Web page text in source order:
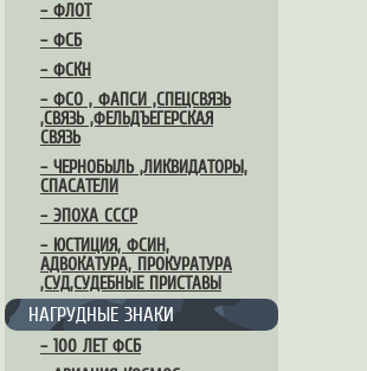
– ФЛОТ
– ФСБ
– ФСКН
– ФСО , ФАПСИ ,СПЕЦСВЯЗЬ
,СВЯЗЬ ,ФЕЛЬДЪЕГЕРСКАЯ
СВЯЗЬ
– ЧЕРНОБЫЛЬ ,ЛИКВИДАТОРЫ,
СПАСАТЕЛИ
– ЭПОХА СССР
– ЮСТИЦИЯ, ФСИН,
АДВОКАТУРА, ПРОКУРАТУРА
,СУД,СУДЕБНЫЕ ПРИСТАВЫ
НАГРУДНЫЕ ЗНАКИ
– 100 ЛЕТ ФСБ